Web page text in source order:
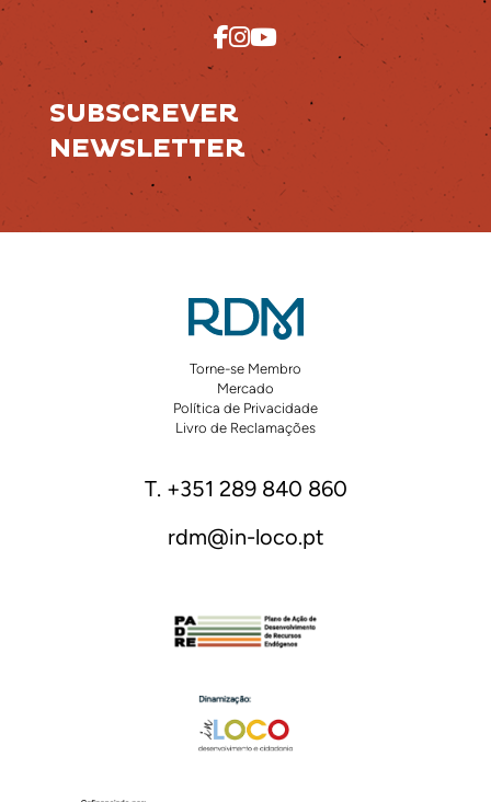
SUBSCREVER
NEWSLETTER
Torne-se Membro
Mercado
Política de Privacidade
Livro de Reclamações
T. +351 289 840 860
rdm@in-loco.pt